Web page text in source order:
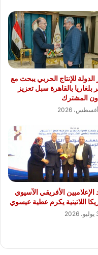
الدولة للإنتاج الحربي يبحث مع
بلغاريا بالقاهرة سبل تعزيز
المشترك
الإعلاميين الأفريقي الآسيوي
اللاتينية يكرم عطية عيسوي